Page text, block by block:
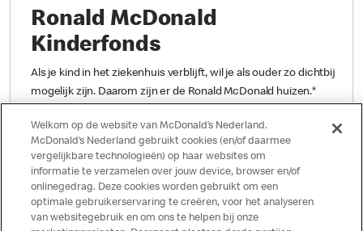
Ronald McDonald
Kinderfonds
Als je kind in het ziekenhuis verblijft, wil je als ouder zo dichtbij
mogelijk zijn. Daarom zijn er de Ronald McDonald huizen.*
Meer lezen
Welkom op de website van McDonald’s Nederland.
McDonald’s Nederland gebruikt cookies (en/of daarmee
vergelijkbare technologieën) op haar websites om
informatie te verzamelen over jouw device, browser en/of
onlinegedrag. Deze cookies worden gebruikt om een
optimale gebruikerservaring te creëren, voor het analyseren
van websitegebruik en om ons te helpen bij onze